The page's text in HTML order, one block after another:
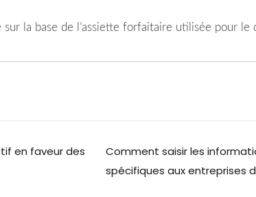
la base de l’assiette forfaitaire utilisée pour le
en faveur des
Comment saisir les
spécifiques aux entreprises